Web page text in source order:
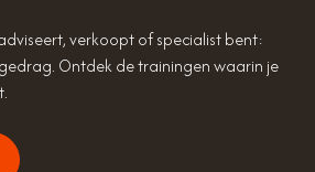
verkoopt of specialist bent:
Ontdek de trainingen waarin je